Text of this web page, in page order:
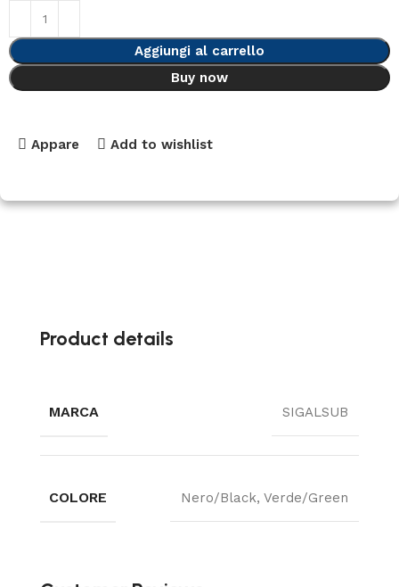
Aggiungi al carrello
Buy now
Appare Add to wishlist
Product details
MARCA SIGALSUB
COLORE Nero/Black, Verde/Green